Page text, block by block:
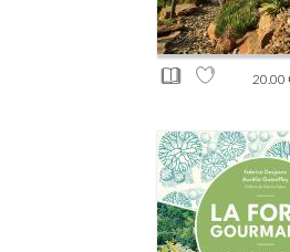
20.00